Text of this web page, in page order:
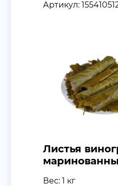
Артикул:
Листья
Вес: 1 кг